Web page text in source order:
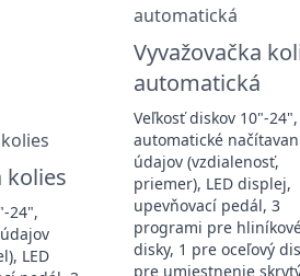
kolies
24",
LED
Vyvažovačka
automatická
Veľkosť diskov 10"-24",
automatické
údajov (vzdialenosť,
priemer), LED displej,
upevňovací pedál, 3
programi pre
disky, 1 pre oceľový
pre umiestnenie